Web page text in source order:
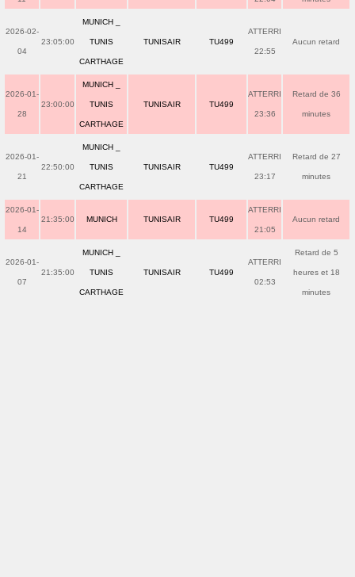
2026-02-
04
23:05:00
MUNICH _
TUNIS
CARTHAGE
TUNISAIR TU499
ATTERRI
22:55
Aucun retard
2026-01-
28
23:00:00
MUNICH _
TUNIS
CARTHAGE
TUNISAIR TU499
ATTERRI
23:36
Retard de 36
minutes
2026-01-
21
22:50:00
MUNICH _
TUNIS
CARTHAGE
TUNISAIR TU499
ATTERRI
23:17
Retard de 27
minutes
2026-01-
14
21:35:00 MUNICH TUNISAIR TU499
ATTERRI
21:05
Aucun retard
2026-01-
07
21:35:00
MUNICH _
TUNIS
CARTHAGE
TUNISAIR TU499
ATTERRI
02:53
Retard de 5
heures et 18
minutes